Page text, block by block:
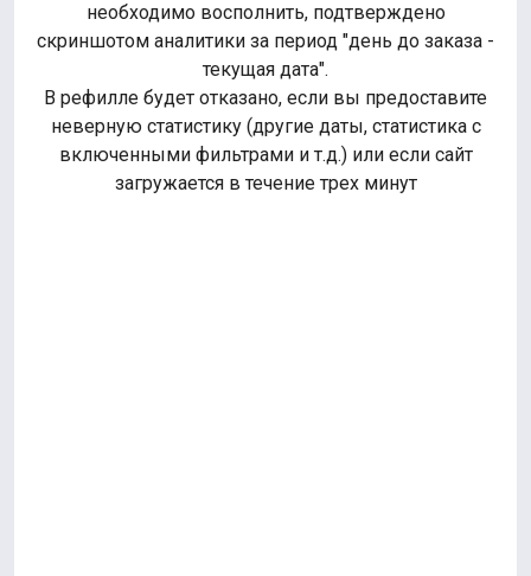
необходимо восполнить, подтверждено
скриншотом аналитики за период "день до заказа -
текущая дата".
В рефилле будет отказано, если вы предоставите
неверную статистику (другие даты, статистика с
включенными фильтрами и т.д.) или если сайт
загружается в течение трех минут